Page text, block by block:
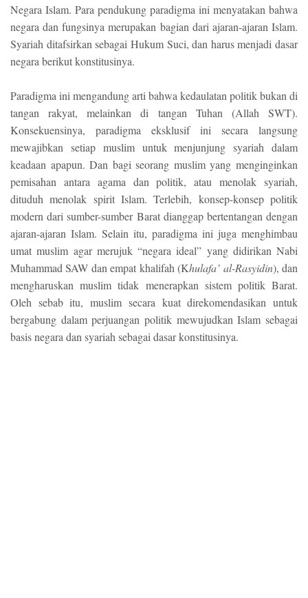
Negara Islam. Para pendukung paradigma ini menyatakan bahwa
negara dan fungsinya merupakan bagian dari ajaran-ajaran Islam.
Syariah ditafsirkan sebagai Hukum Suci, dan harus menjadi dasar
negara berikut konstitusinya.
Paradigma ini mengandung arti bahwa kedaulatan politik bukan di
tangan rakyat, melainkan di tangan Tuhan (Allah SWT).
Konsekuensinya, paradigma eksklusif ini secara langsung
mewajibkan setiap muslim untuk menjunjung syariah dalam
keadaan apapun. Dan bagi seorang muslim yang menginginkan
pemisahan antara agama dan politik, atau menolak syariah,
dituduh menolak spirit Islam. Terlebih, konsep-konsep politik
modern dari sumber-sumber Barat dianggap bertentangan dengan
ajaran-ajaran Islam. Selain itu, paradigma ini juga menghimbau
umat muslim agar merujuk “negara ideal” yang didirikan Nabi
Muhammad SAW dan empat khalifah (Khulafa’ al-Rasyidin), dan
mengharuskan muslim tidak menerapkan sistem politik Barat.
Oleh sebab itu, muslim secara kuat direkomendasikan untuk
bergabung dalam perjuangan politik mewujudkan Islam sebagai
basis negara dan syariah sebagai dasar konstitusinya.